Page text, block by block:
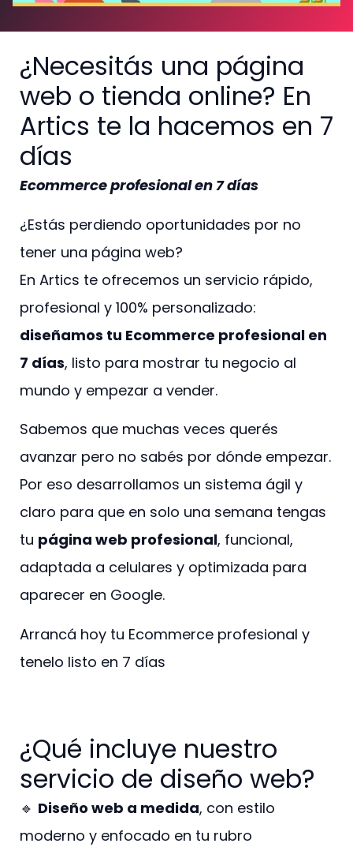
¿Necesitás una página
web o tienda online? En
Artics te la hacemos en 7
días
Ecommerce profesional en 7 días
¿Estás perdiendo oportunidades por no
tener una página web?
En Artics te ofrecemos un servicio rápido,
profesional y 100% personalizado:
diseñamos tu Ecommerce profesional en
7 días, listo para mostrar tu negocio al
mundo y empezar a vender.
Sabemos que muchas veces querés
avanzar pero no sabés por dónde empezar.
Por eso desarrollamos un sistema ágil y
claro para que en solo una semana tengas
tu página web profesional, funcional,
adaptada a celulares y optimizada para
aparecer en Google.
Arrancá hoy tu Ecommerce profesional y
tenelo listo en 7 días
¿Qué incluye nuestro
servicio de diseño web?
🔹 Diseño web a medida, con estilo
moderno y enfocado en tu rubro